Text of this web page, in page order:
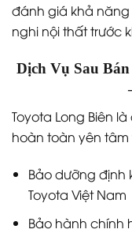
đánh giá khả
nghi nội thất trước
Dịch Vụ Sau
Toyota Long Biên
hoàn toàn yên
Bảo dưỡng định
Toyota Việt Nam
Bảo hành chính